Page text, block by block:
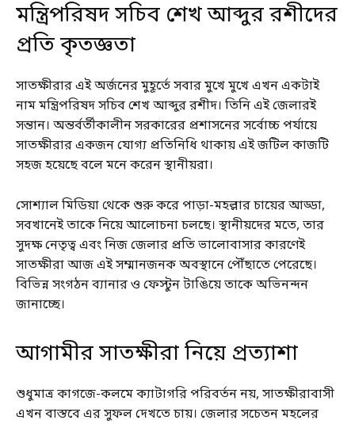
মন্ত্রিপরিষদ সচিব শেখ আব্দুর রশীদের
প্রতি কৃতজ্ঞতা
সাতক্ষীরার এই অর্জনের মুহূর্তে সবার মুখে মুখে এখন একটাই
নাম মন্ত্রিপরিষদ সচিব শেখ আব্দুর রশীদ। তিনি এই জেলারই
সন্তান। অন্তর্বর্তীকালীন সরকারের প্রশাসনের সর্বোচ্চ পর্যায়ে
সাতক্ষীরার একজন যোগ্য প্রতিনিধি থাকায় এই জটিল কাজটি
সহজ হয়েছে বলে মনে করেন স্থানীয়রা।
সোশ্যাল মিডিয়া থেকে শুরু করে পাড়া-মহল্লার চায়ের আড্ডা,
সবখানেই তাকে নিয়ে আলোচনা চলছে। স্থানীয়দের মতে, তার
সুদক্ষ নেতৃত্ব এবং নিজ জেলার প্রতি ভালোবাসার কারণেই
সাতক্ষীরা আজ এই সম্মানজনক অবস্থানে পৌঁছাতে পেরেছে।
বিভিন্ন সংগঠন ব্যানার ও ফেস্টুন টাঙিয়ে তাকে অভিনন্দন
জানাচ্ছে।
আগামীর সাতক্ষীরা নিয়ে প্রত্যাশা
শুধুমাত্র কাগজে-কলমে ক্যাটাগরি পরিবর্তন নয়, সাতক্ষীরাবাসী
এখন বাস্তবে এর সুফল দেখতে চায়। জেলার সচেতন মহলের